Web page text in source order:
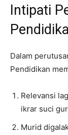
Intipati
Dalam
Pendidikan
Relevansi
ikrar suci
Murid